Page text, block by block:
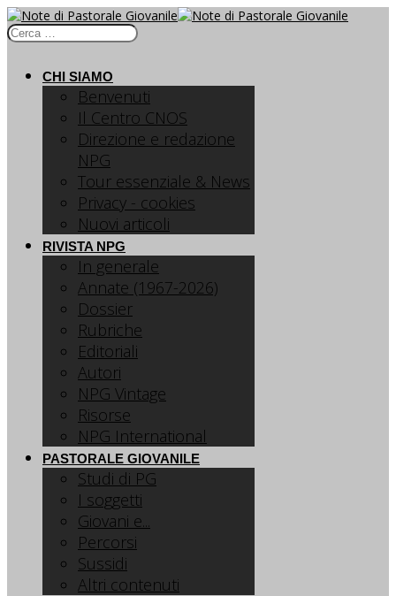
CHI SIAMO
Benvenuti
Il Centro CNOS
Direzione e redazione
NPG
Tour essenziale & News
Privacy - cookies
Nuovi articoli
RIVISTA NPG
In generale
Annate (1967-2026)
Dossier
Rubriche
Editoriali
Autori
NPG Vintage
Risorse
NPG International
PASTORALE GIOVANILE
Studi di PG
I soggetti
Giovani e...
Percorsi
Sussidi
Altri contenuti